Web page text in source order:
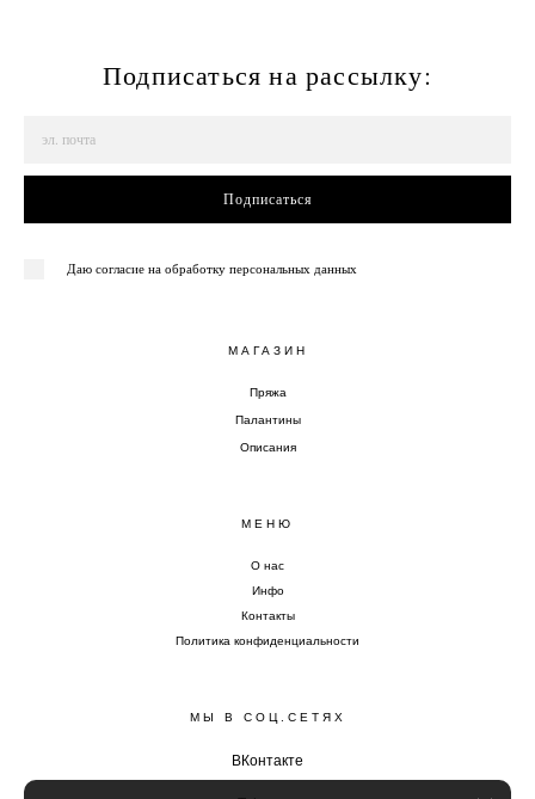
Подписаться на рассылку:
Подписаться
Даю согласие на обработку персональных данных
МАГАЗИН
Пряжа
Палантины
Описания
МЕНЮ
О нас
Инфо
Контакты
Политика конфиденциальности
МЫ В СОЦ.СЕТЯХ
ВКонтакте